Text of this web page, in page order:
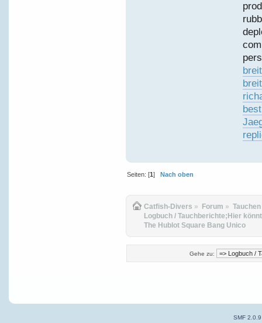
Seiten: [1] Nach oben
Catfish-Divers » Forum » Tauchen
Logbuch / Tauchberichte;Hier
The Hublot Square Bang Unico
Gehe zu:
SMF 2.0.9